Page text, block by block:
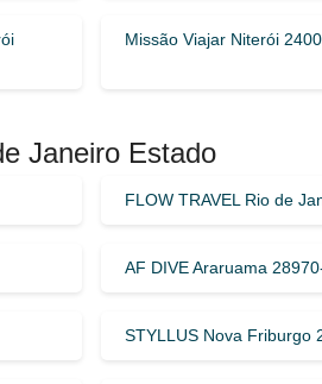
Missão Viajar Niterói
Janeiro Estado
FLOW TRAVEL Rio de
AF DIVE Araruama
STYLLUS Nova Friburgo